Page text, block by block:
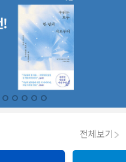
전체보기